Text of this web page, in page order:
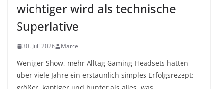
wichtiger wird als technische
Superlative
30. Juli 2026 Marcel
Weniger Show, mehr Alltag Gaming-Headsets hatten
über viele Jahre ein erstaunlich simples Erfolgsrezept: